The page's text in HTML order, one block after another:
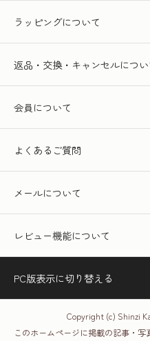
ラッピングについて
返品・交換・キャンセルについ
会員について
よくあるご質問
メールについて
レビュー機能について
PC版表示に切り替える
Copyright (c) Shinzi
このホームページに掲載の記事・写